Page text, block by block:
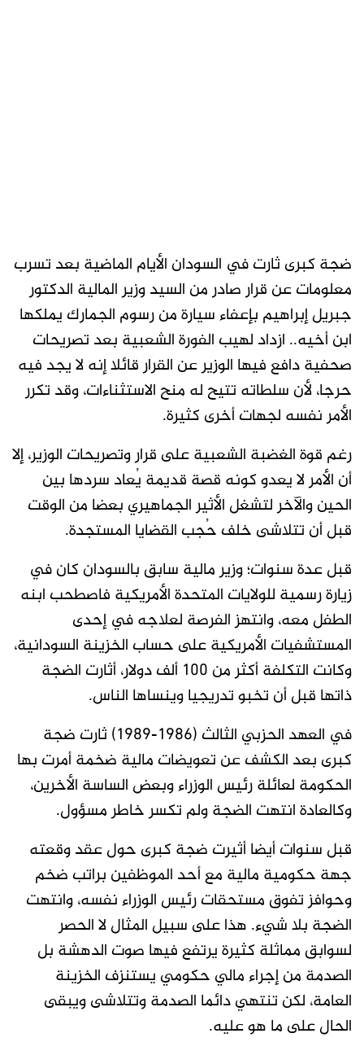
ضجة كبرى ثارت في السودان الأيام الماضية بعد تسرب
معلومات عن قرار صادر من السيد وزير المالية الدكتور
جبريل إبراهيم بإعفاء سيارة من رسوم الجمارك يملكها
ابن أخيه.. ازداد لهيب الفورة الشعبية بعد تصريحات
صحفية دافع فيها الوزير عن القرار قائلا إنه لا يجد فيه
حرجا، لأن سلطاته تتيح له منح الاستثناءات، وقد تكرر
الأمر نفسه لجهات أخرى كثيرة.
رغم قوة الغضبة الشعبية على قرار وتصريحات الوزير، إلا
أن الأمر لا يعدو كونه قصة قديمة يُعاد سردها بين
الحين والآخر لتشغل الأثير الجماهيري بعضا من الوقت
قبل أن تتلاشى خلف حُجب القضايا المستجدة.
قبل عدة سنوات؛ وزير مالية سابق بالسودان كان في
زيارة رسمية للولايات المتحدة الأمريكية فاصطحب ابنه
الطفل معه، وانتهز الفرصة لعلاجه في إحدى
المستشفيات الأمريكية على حساب الخزينة السودانية،
وكانت التكلفة أكثر من 100 ألف دولار، أثارت الضجة
ذاتها قبل أن تخبو تدريجيا وينساها الناس.
في العهد الحزبي الثالث (1986-1989) ثارت ضجة
كبرى بعد الكشف عن تعويضات مالية ضخمة أمرت بها
الحكومة لعائلة رئيس الوزراء وبعض الساسة الأخرين،
وكالعادة انتهت الضجة ولم تكسر خاطر مسؤول.
قبل سنوات أيضا أثيرت ضجة كبرى حول عقد وقعته
جهة حكومية مالية مع أحد الموظفين براتب ضخم
وحوافز تفوق مستحقات رئيس الوزراء نفسه، وانتهت
الضجة بلا شيء. هذا على سبيل المثال لا الحصر
لسوابق مماثلة كثيرة يرتفع فيها صوت الدهشة بل
الصدمة من إجراء مالي حكومي يستنزف الخزينة
العامة، لكن تنتهي دائما الصدمة وتتلاشى ويبقى
الحال على ما هو عليه.